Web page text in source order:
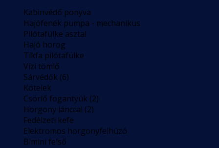
Kabinvédő ponyva
Hajófenék pumpa - mechanikus
Pilótafülke asztal
Hajó horog
Tíkfa pilótafülke
Vízi tömlő
Sárvédők (6)
Kötelek
Csörlő fogantyúk (2)
Horgony lánccal (2)
Fedélzeti kefe
Elektromos horgonyfelhúzó
Bimini felső